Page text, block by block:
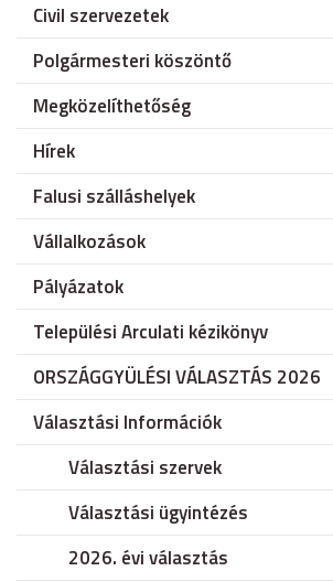
Civil szervezetek
Polgármesteri köszöntő
Megközelíthetőség
Hírek
Falusi szálláshelyek
Vállalkozások
Pályázatok
Települési Arculati kézikönyv
ORSZÁGGYÜLÉSI VÁLASZTÁS 2026
Választási Információk
Választási szervek
Választási ügyintézés
2026. évi választás